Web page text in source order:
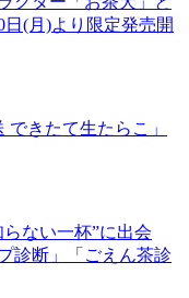
(月)より限定発売開
きたて生たらこ」
ない一杯”に出会
診断」「ごえん茶診